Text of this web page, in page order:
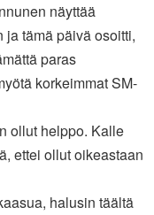
näyttää
tämä päivä osoitti,
paras
korkeimmat SM-
ollut helppo. Kalle
ettei ollut oikeastaan
halusin täältä